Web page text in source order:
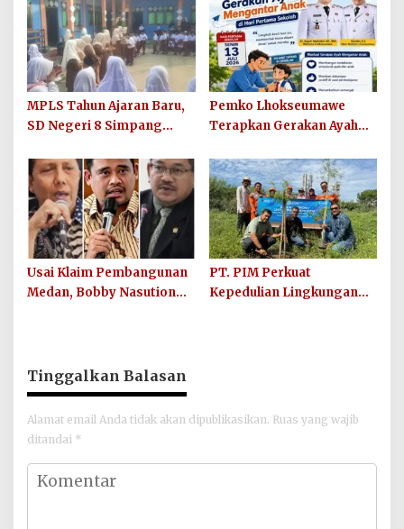
dan Sosialisasikan Lelang
Barang Rampasan
MPLS Tahun Ajaran Baru,
SD Negeri 8 Simpang
Sekolah Berkualitas dan
Berkarakter
Pemko Lhokseumawe
Terapkan Gerakan Ayah
Sekolah
Usai Klaim Pembangunan
Medan, Bobby Nasution
PT. PIM Perkuat
Kepedulian Lingkungan
Tinggalkan Balasan
Alamat email Anda tidak akan dipublikasikan. Ruas yang wajib
ditandai *